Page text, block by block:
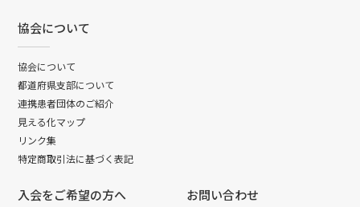
協会について
協会について
都道府県支部について
連携患者団体のご紹介
見える化マップ
リンク集
特定商取引法に基づく表記
入会をご希望の方へ お問い合わせ